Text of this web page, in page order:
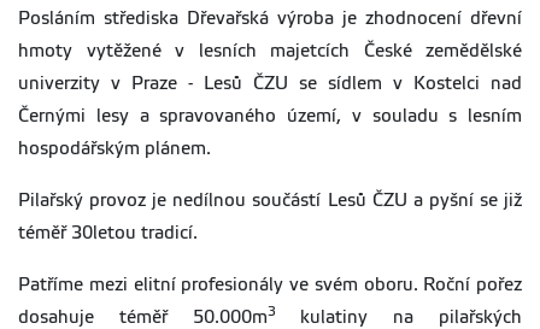
Posláním střediska Dřevařská výroba je zhodnocení dřevní
hmoty vytěžené v lesních majetcích České zemědělské
univerzity v Praze - Lesů ČZU se sídlem v Kostelci nad
Černými lesy a spravovaného území, v souladu s lesním
hospodářským plánem.
Pilařský provoz je nedílnou součástí Lesů ČZU a pyšní se již
téměř 30letou tradicí.
Patříme mezi elitní profesionály ve svém oboru. Roční pořez
dosahuje téměř 50.000m3
kulatiny na pilařských